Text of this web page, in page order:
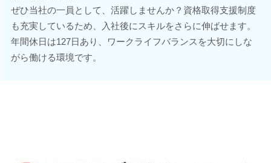
ぜひ当社の一員として、活躍しませんか？資格取得支援制度
も充実しているため、入社後にスキルをさらに伸ばせます。
年間休日は127日あり、ワークライフバランスを大切にしな
がら働ける環境です。